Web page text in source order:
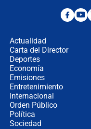
Actualidad
Carta del Director
Deportes
Economía
Emisiones
Entretenimiento
Internacional
Orden Público
Política
Sociedad